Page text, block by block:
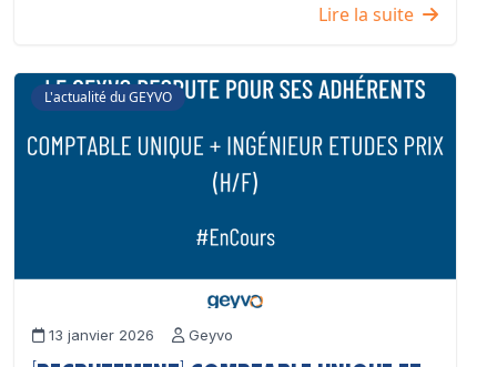
Lire la suite
L'actualité du GEYVO
13 janvier 2026 Geyvo